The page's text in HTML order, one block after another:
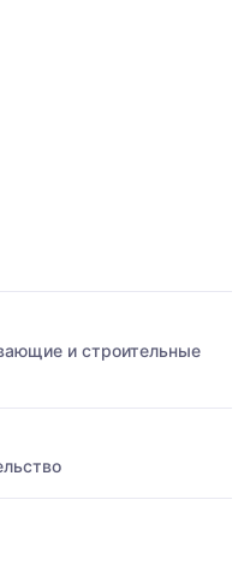
и строительные